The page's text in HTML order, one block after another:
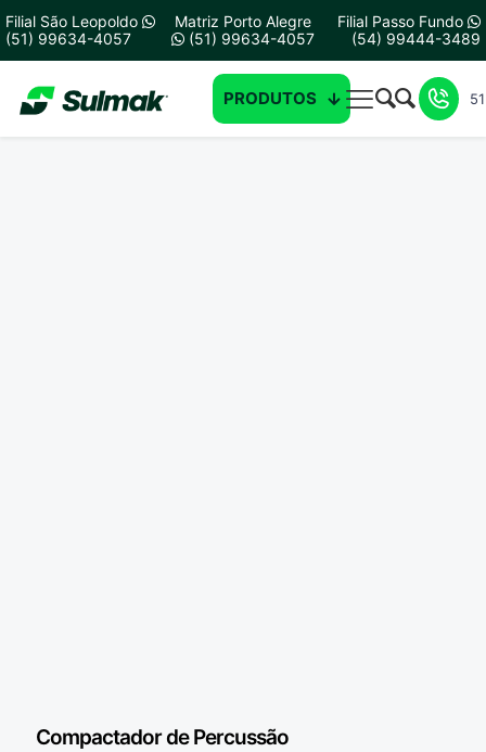
Filial São Leopoldo
(51) 99634-4057
Matriz Porto Alegre
(51) 99634-4057
Filial Passo Fundo
(54) 99444-3489
PRODUTOS
Compactador de Percussão